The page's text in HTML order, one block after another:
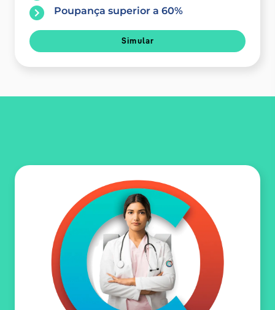
Poupança superior a 60%
Simular